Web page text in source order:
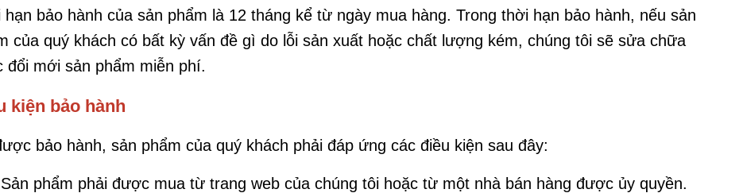
hạn bảo hành của sản phẩm là 12 tháng kể từ ngày mua hàng. Trong thời hạn bảo hành, nếu sản
của quý khách có bất kỳ vấn đề gì do lỗi sản xuất hoặc chất lượng kém, chúng tôi sẽ sửa chữa
đổi mới sản phẩm miễn phí.
kiện bảo hành
bảo hành, sản phẩm của quý khách phải đáp ứng các điều kiện sau đây:
Sản phẩm phải được mua từ trang web của chúng tôi hoặc từ một nhà bán hàng được ủy quyền.